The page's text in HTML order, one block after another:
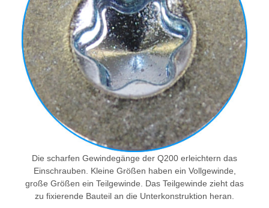
Die scharfen Gewindegänge der Q200 erleichtern das
Einschrauben. Kleine Größen haben ein Vollgewinde,
große Größen ein Teilgewinde. Das Teilgewinde zieht das
zu fixierende Bauteil an die Unterkonstruktion heran.